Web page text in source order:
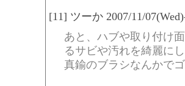
[11] ツーか 2007/11/
あと、ハブや取り付け
るサビや汚れを綺麗に
真鍮のブラシなんかで